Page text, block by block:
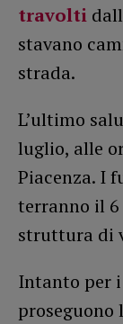
travolti
stavano
strada.
L’ultimo
luglio, alle
Piacenza. I
terranno il 6
struttura di
Intanto per
proseguono